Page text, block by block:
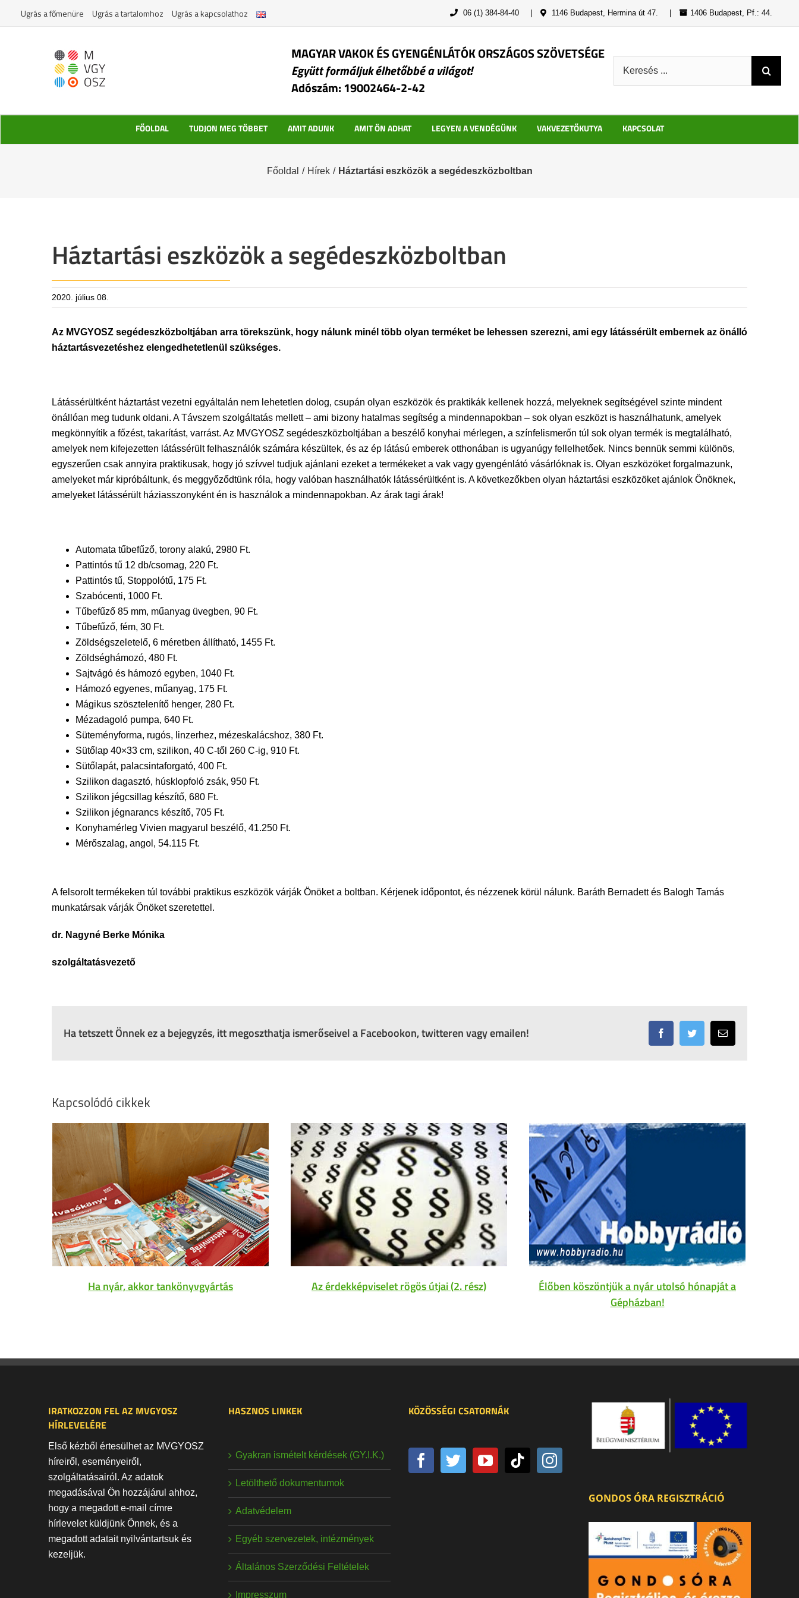
Ugrás a főmenüre Ugrás a tartalomhoz Ugrás a kapcsolathoz 06 (1) 384-84-40 1146 Budapest, Hermina út 47. 1406 Budapest, Pf.: 44.
MAGYAR VAKOK ÉS GYENGÉNLÁTÓK ORSZÁGOS SZÖVETSÉGE
Együtt formáljuk élhetőbbé a világot!
Adószám: 19002464-2-42
FŐOLDAL TUDJON MEG TÖBBET AMIT ADUNK AMIT ÖN ADHAT LEGYEN A VENDÉGÜNK VAKVEZETŐKUTYA KAPCSOLAT
Főoldal / Hírek / Háztartási eszközök a segédeszközboltban
Háztartási eszközök a segédeszközboltban
2020. július 08.
Az MVGYOSZ segédeszközboltjában arra törekszünk, hogy nálunk minél több olyan terméket be lehessen szerezni, ami egy látássérült embernek az önálló
háztartásvezetéshez elengedhetetlenül szükséges.
Látássérültként háztartást vezetni egyáltalán nem lehetetlen dolog, csupán olyan eszközök és praktikák kellenek hozzá, melyeknek segítségével szinte mindent
önállóan meg tudunk oldani. A Távszem szolgáltatás mellett – ami bizony hatalmas segítség a mindennapokban – sok olyan eszközt is használhatunk, amelyek
megkönnyítik a főzést, takarítást, varrást. Az MVGYOSZ segédeszközboltjában a beszélő konyhai mérlegen, a színfelismerőn túl sok olyan termék is megtalálható,
amelyek nem kifejezetten látássérült felhasználók számára készültek, és az ép látású emberek otthonában is ugyanúgy fellelhetőek. Nincs bennük semmi különös,
egyszerűen csak annyira praktikusak, hogy jó szívvel tudjuk ajánlani ezeket a termékeket a vak vagy gyengénlátó vásárlóknak is. Olyan eszközöket forgalmazunk,
amelyeket már kipróbáltunk, és meggyőződtünk róla, hogy valóban használhatók látássérültként is. A következőkben olyan háztartási eszközöket ajánlok Önöknek,
amelyeket látássérült háziasszonyként én is használok a mindennapokban. Az árak tagi árak!
Automata tűbefűző, torony alakú, 2980 Ft.
Pattintós tű 12 db/csomag, 220 Ft.
Pattintós tű, Stoppolótű, 175 Ft.
Szabócenti, 1000 Ft.
Tűbefűző 85 mm, műanyag üvegben, 90 Ft.
Tűbefűző, fém, 30 Ft.
Zöldségszeletelő, 6 méretben állítható, 1455 Ft.
Zöldséghámozó, 480 Ft.
Sajtvágó és hámozó egyben, 1040 Ft.
Hámozó egyenes, műanyag, 175 Ft.
Mágikus szösztelenítő henger, 280 Ft.
Mézadagoló pumpa, 640 Ft.
Süteményforma, rugós, linzerhez, mézeskalácshoz, 380 Ft.
Sütőlap 40×33 cm, szilikon, 40 C-től 260 C-ig, 910 Ft.
Sütőlapát, palacsintaforgató, 400 Ft.
Szilikon dagasztó, húsklopfoló zsák, 950 Ft.
Szilikon jégcsillag készítő, 680 Ft.
Szilikon jégnarancs készítő, 705 Ft.
Konyhamérleg Vivien magyarul beszélő, 41.250 Ft.
Mérőszalag, angol, 54.115 Ft.
A felsorolt termékeken túl további praktikus eszközök várják Önöket a boltban. Kérjenek időpontot, és nézzenek körül nálunk. Baráth Bernadett és Balogh Tamás
munkatársak várják Önöket szeretettel.
dr. Nagyné Berke Mónika
szolgáltatásvezető
Ha tetszett Önnek ez a bejegyzés, itt megoszthatja ismerőseivel a Facebookon, twitteren vagy emailen! FacebookTwitter Email:
Kapcsolódó cikkek
Ha nyár, akkor tankönyvgyártás Az érdekképviselet rögös útjai (2. rész)
Élőben köszöntjük a nyár utolsó hónapját a
Gépházban!
IRATKOZZON FEL AZ MVGYOSZ
HÍRLEVELÉRE
Első kézből értesülhet az MVGYOSZ
híreiről, eseményeiről,
szolgáltatásairól. Az adatok
megadásával Ön hozzájárul ahhoz,
hogy a megadott e-mail címre
hírlevelet küldjünk Önnek, és a
megadott adatait nyilvántartsuk és
kezeljük.
HASZNOS LINKEK
Gyakran ismételt kérdések (GY.I.K.)
Letölthető dokumentumok
Adatvédelem
Egyéb szervezetek, intézmények
Általános Szerződési Feltételek
Impresszum
KÖZÖSSÉGI CSATORNÁK
GONDOS ÓRA REGISZTRÁCIÓ